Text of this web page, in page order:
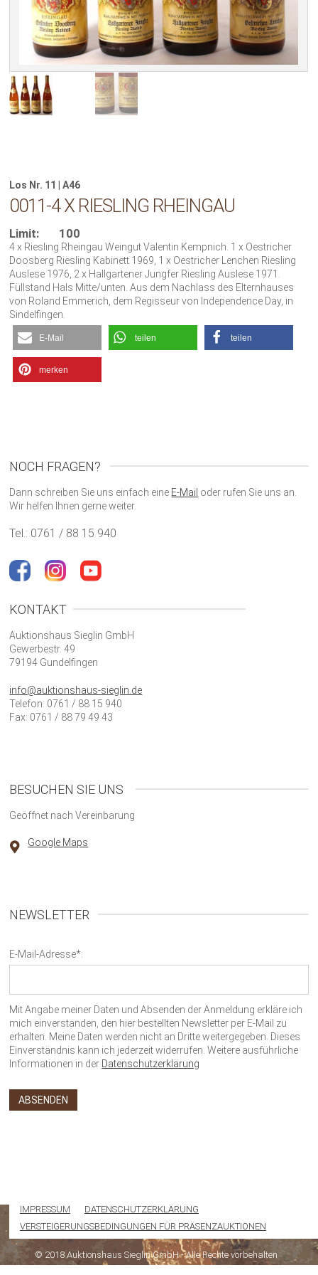
Los Nr. 11 | A46
0011-4 X RIESLING RHEINGAU
Limit: 100
4 x Riesling Rheingau Weingut Valentin Kempnich. 1 x Oestricher
Doosberg Riesling Kabinett 1969, 1 x Oestricher Lenchen Riesling
Auslese 1976, 2 x Hallgartener Jungfer Riesling Auslese 1971.
Füllstand Hals Mitte/unten. Aus dem Nachlass des Elternhauses
von Roland Emmerich, dem Regisseur von Independence Day, in
Sindelfingen.
E-Mail teilen teilen
merken
NOCH FRAGEN?
Dann schreiben Sie uns einfach eine E-Mail oder rufen Sie uns an.
Wir helfen Ihnen gerne weiter.
Tel.: 0761 / 88 15 940
KONTAKT
Auktionshaus Sieglin GmbH
Gewerbestr. 49
79194 Gundelfingen
info@auktionshaus-sieglin.de
Telefon: 0761 / 88 15 940
Fax: 0761 / 88 79 49 43
BESUCHEN SIE UNS
Geöffnet nach Vereinbarung
Google Maps
NEWSLETTER
E-Mail-Adresse*:
Mit Angabe meiner Daten und Absenden der Anmeldung erkläre ich
mich einverstanden, den hier bestellten Newsletter per E-Mail zu
erhalten. Meine Daten werden nicht an Dritte weitergegeben. Dieses
Einverständnis kann ich jederzeit widerrufen. Weitere ausführliche
Informationen in der Datenschutzerklärung
IMPRESSUM
DATENSCHUTZERKLÄRUNG
VERSTEIGERUNGSBEDINGUNGEN FÜR PRÄSENZAUKTIONEN
© 2018 Auktionshaus Sieglin GmbH - Alle Rechte vorbehalten